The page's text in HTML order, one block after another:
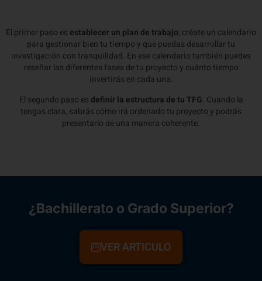
El primer paso es establecer un plan de trabajo; créate un calendario
para gestionar bien tu tiempo y que puedas desarrollar tu
investigación con tranquilidad. En ese calendario también puedes
reseñar las diferentes fases de tu proyecto y cuánto tiempo
invertirás en cada una.
El segundo paso es definir la estructura de tu TFG. Cuando la
tengas clara, sabrás cómo irá ordenado tu proyecto y podrás
presentarlo de una manera coherente.
¿Bachillerato o Grado Superior?
VER ARTICULO